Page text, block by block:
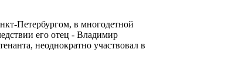
Петербургом, в многодетной
его отец - Владимир
неоднократно участвовал в